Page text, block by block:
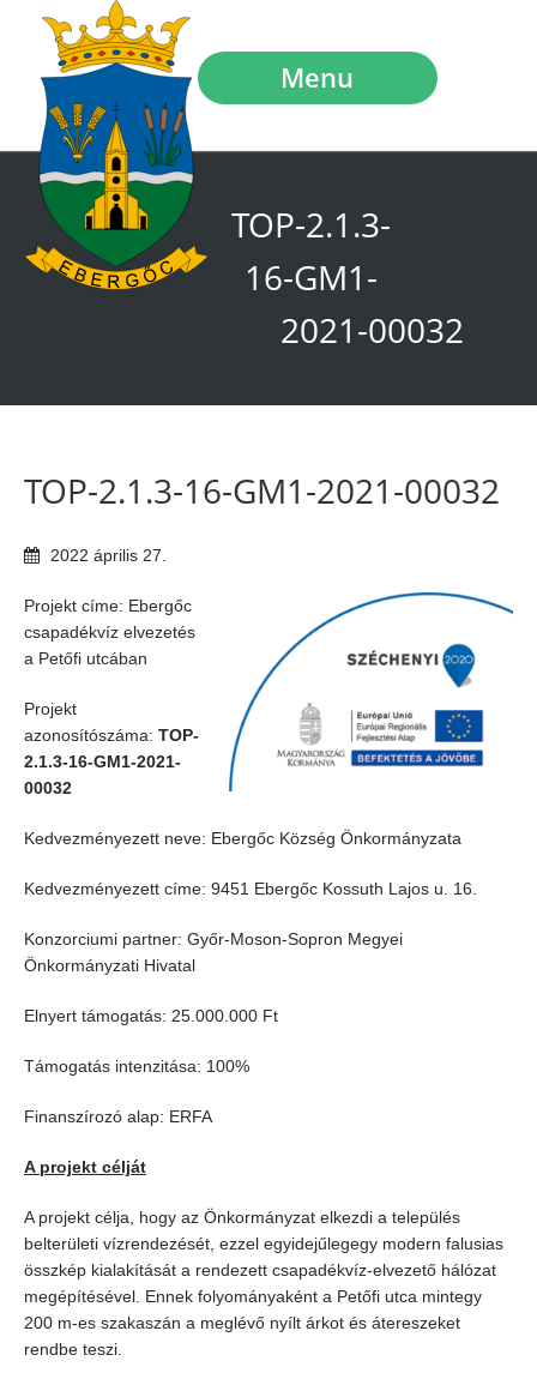
Menu
TOP-2.1.3-
16-GM1-
2021-00032
TOP-2.1.3-16-GM1-2021-00032
2022 április 27
Projekt címe: Ebergőc
csapadékvíz elvezetés
a Petőfi utcában
Projekt
azonosítószáma: TOP-
2.1.3-16-GM1-2021-
00032
Kedvezményezett neve: Ebergőc Község Önkormányzata
Kedvezményezett címe: 9451 Ebergőc Kossuth Lajos u. 16.
Konzorciumi partner: Győr-Moson-Sopron Megyei
Önkormányzati Hivatal
Elnyert támogatás: 25.000.000 Ft
Támogatás intenzitása: 100%
Finanszírozó alap: ERFA
A projekt célját
A projekt célja, hogy az Önkormányzat elkezdi a település
belterületi vízrendezését, ezzel egyidejűlegegy modern falusias
összkép kialakítását a rendezett csapadékvíz-elvezető hálózat
megépítésével. Ennek folyományaként a Petőfi utca mintegy
200 m-es szakaszán a meglévő nyílt árkot és átereszeket
rendbe teszi.